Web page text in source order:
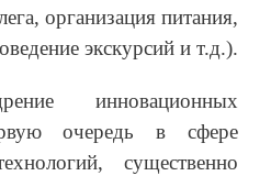
организация питания,
экскурсий и т.д.).
инновационных
очередь в сфере
существенно